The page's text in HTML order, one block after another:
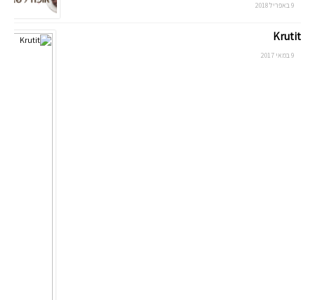
9 באפריל 2018
Krutit
9 במאי 2017